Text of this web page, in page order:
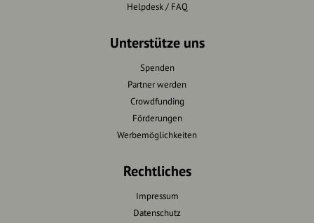
Helpdesk / FAQ
Unterstütze uns
Spenden
Partner werden
Crowdfunding
Förderungen
Werbemöglichkeiten
Rechtliches
Impressum
Datenschutz